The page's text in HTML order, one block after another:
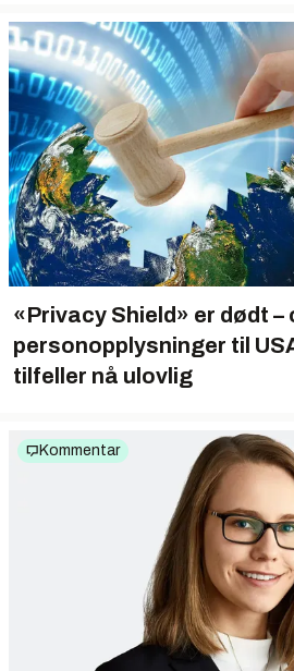
«Privacy Shield» er dødt
personopplysninger til
tilfeller nå ulovlig
Kommentar